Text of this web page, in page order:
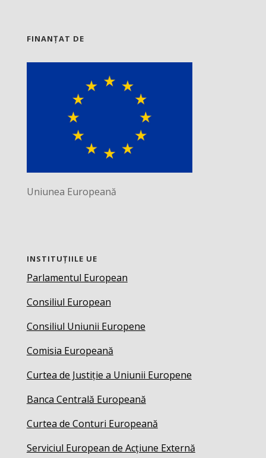
FINANȚAT DE
Uniunea Europeană
INSTITUȚIILE UE
Parlamentul European
Consiliul European
Consiliul Uniunii Europene
Comisia Europeană
Curtea de Justiție a Uniunii Europene
Banca Centrală Europeană
Curtea de Conturi Europeană
Serviciul European de Acțiune Externă